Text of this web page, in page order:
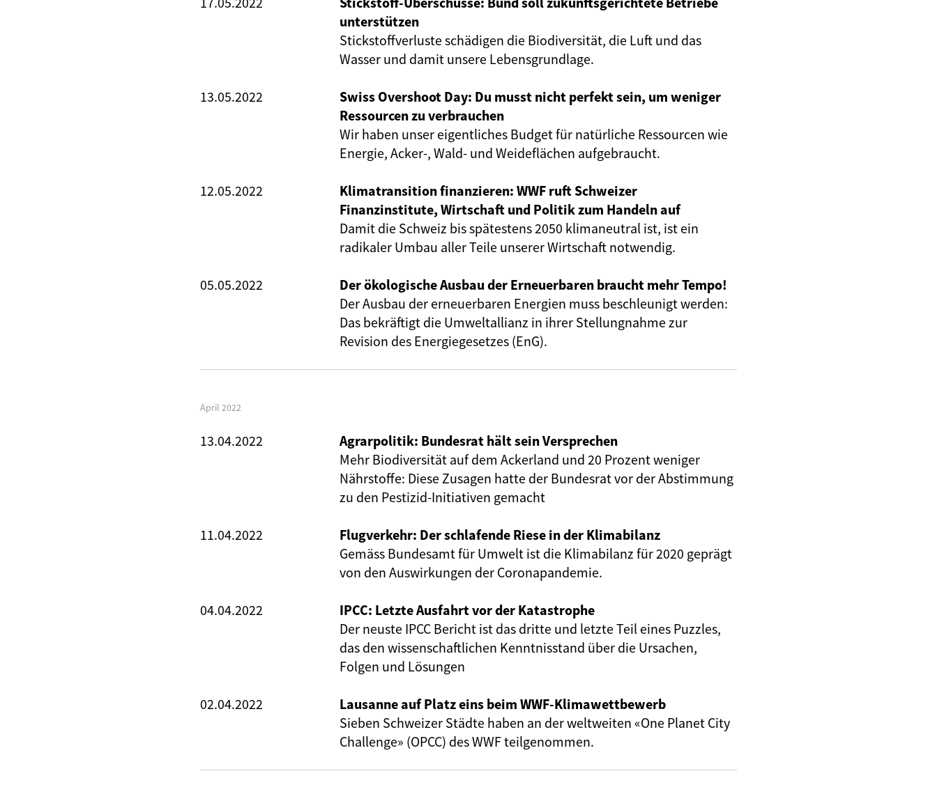
unterstützen
Stickstoffverluste schädigen die Biodiversität, die Luft und das
Wasser und damit unsere Lebensgrundlage.
13.05.2022
Swiss Overshoot Day: Du musst nicht perfekt sein, um weniger
Ressourcen zu verbrauchen
Wir haben unser eigentliches Budget für natürliche Ressourcen wie
Energie, Acker-, Wald- und Weideflächen aufgebraucht.
12.05.2022
Klimatransition finanzieren: WWF ruft Schweizer
Finanzinstitute, Wirtschaft und Politik zum Handeln auf
Damit die Schweiz bis spätestens 2050 klimaneutral ist, ist ein
radikaler Umbau aller Teile unserer Wirtschaft notwendig.
05.05.2022
Der ökologische Ausbau der Erneuerbaren braucht mehr Tempo!
Der Ausbau der erneuerbaren Energien muss beschleunigt werden:
Das bekräftigt die Umweltallianz in ihrer Stellungnahme zur
Revision des Energiegesetzes (EnG).
April 2022
13.04.2022
Agrarpolitik: Bundesrat hält sein Versprechen
Mehr Biodiversität auf dem Ackerland und 20 Prozent weniger
Nährstoffe: Diese Zusagen hatte der Bundesrat vor der Abstimmung
zu den Pestizid-Initiativen gemacht
11.04.2022
Flugverkehr: Der schlafende Riese in der Klimabilanz
Gemäss Bundesamt für Umwelt ist die Klimabilanz für 2020 geprägt
von den Auswirkungen der Coronapandemie.
04.04.2022
IPCC: Letzte Ausfahrt vor der Katastrophe
Der neuste IPCC Bericht ist das dritte und letzte Teil eines Puzzles,
das den wissenschaftlichen Kenntnisstand über die Ursachen,
Folgen und Lösungen
02.04.2022
Lausanne auf Platz eins beim WWF-Klimawettbewerb
Sieben Schweizer Städte haben an der weltweiten «One Planet City
Challenge» (OPCC) des WWF teilgenommen.